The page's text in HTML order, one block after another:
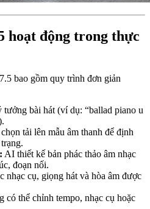
hoạt động trong thực
bao gồm quy trình đơn giản
tưởng bài hát (ví dụ: “ballad piano u
tải lên mẫu âm thanh để định
AI thiết kế bản phác thảo âm nhạc
đoạn nối.
nhạc cụ, giọng hát và hòa âm được
có thể chỉnh tempo, nhạc cụ hoặc